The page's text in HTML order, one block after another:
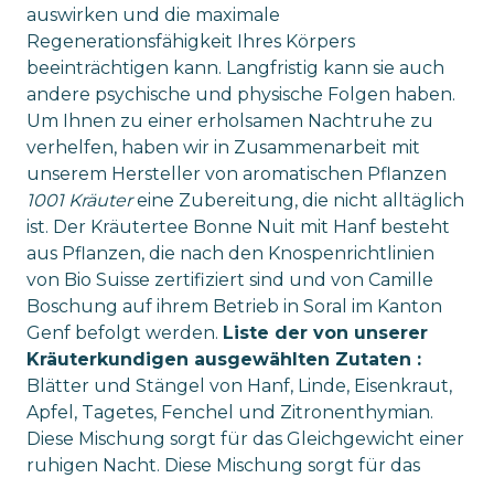
auswirken und die maximale
Regenerationsfähigkeit Ihres Körpers
beeinträchtigen kann. Langfristig kann sie auch
andere psychische und physische Folgen haben.
Um Ihnen zu einer erholsamen Nachtruhe zu
verhelfen, haben wir in Zusammenarbeit mit
unserem Hersteller von aromatischen Pflanzen
1001 Kräutereine Zubereitung, die nicht alltäglich
ist. Der Kräutertee Bonne Nuit mit Hanf besteht
aus Pflanzen, die nach den Knospenrichtlinien
von Bio Suisse zertifiziert sind und von Camille
Boschung auf ihrem Betrieb in Soral im Kanton
Genf befolgt werden. Liste der von unserer
Kräuterkundigen ausgewählten Zutaten :
Blätter und Stängel von Hanf, Linde, Eisenkraut,
Apfel, Tagetes, Fenchel und Zitronenthymian.
Diese Mischung sorgt für das Gleichgewicht einer
ruhigen Nacht. Diese Mischung sorgt für das